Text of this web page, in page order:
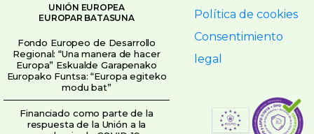
UNIÓN EUROPEA
EUROPAR BATASUNA
Fondo Europeo de Desarrollo
Regional: “Una manera de hacer
Europa” Eskualde Garapenako
Europako Funtsa: “Europa egiteko
modu bat”
Financiado como parte de la
respuesta de la Unión a la
Política de cookies
Consentimiento
legal